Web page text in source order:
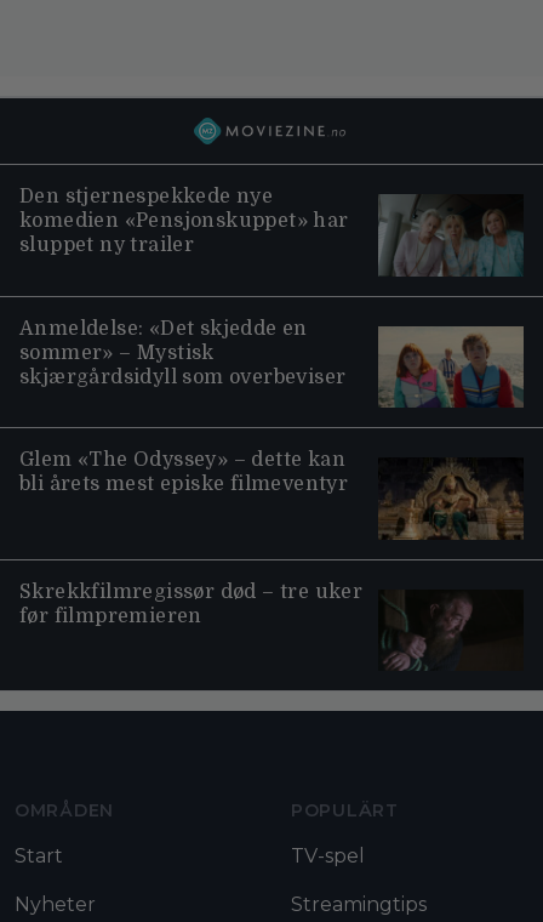
Den stjernespekkede nye
komedien «Pensjonskuppet» har
sluppet ny trailer
Anmeldelse: «Det skjedde en
sommer» – Mystisk
skjærgårdsidyll som overbeviser
Glem «The Odyssey» – dette kan
bli årets mest episke filmeventyr
Skrekkfilmregissør død – tre uker
før filmpremieren
OMRÅDEN
Start
Nyheter
POPULÄRT
TV-spel
Streamingtips